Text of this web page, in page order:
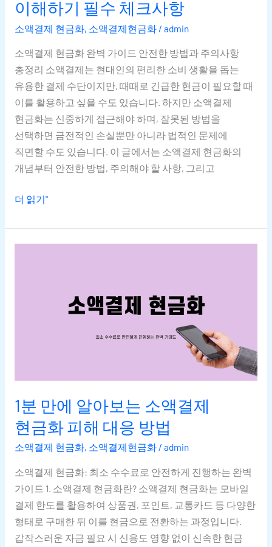
이해하기 필수 체크사항
소액결제 현금화, 소액결제현금화/ admin
소액결제 현금화 완벽 가이드 안전한 방법과 주의사항
총정리 소액결제는 현대인의 편리한 소비 생활을 돕는
유용한 결제 수단이지만, 때때로 긴급한 현금이 필요할 때
이를 활용하고 싶을 수도 있습니다. 하지만 소액결제
현금화는 신중하게 접근해야 하며, 잘못된 방법을
선택하면 금전적인 손실뿐만 아니라 법적인 문제에
직면할 수도 있습니다. 이 글에서는 소액결제 현금화의
개념부터 안전한 방법, 주의해야 할 사항, 그리고
더 읽기"
1분 만에 알아보는 소액결제
현금화 피해 대응 방법
소액결제 현금화, 소액결제현금화/ admin
소액결제 현금화: 최소 수수료로 안전하게 진행하는 완벽
가이드 1. 소액결제 현금화란? 소액결제 현금화는 모바일
결제 한도를 활용하여 상품권, 포인트, 교통카드 등 다양한
형태로 구매한 뒤 이를 현금으로 전환하는 과정입니다.
갑작스러운 자금 필요 시 신용도 영향 없이 신속한 현금